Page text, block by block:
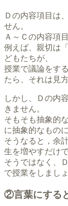
Ｄの内容項目は
せん。
Ａ～Ｃの内容項
例えば、親切は
どもたちが、
授業で議論をす
たら、それは見
しかし、Ｄの内
きません。
そもそも抽象的
に抽象的なもの
そうなると，余
生を増やすだけで
そうではなく、
で授業をしましょ
②言葉にする